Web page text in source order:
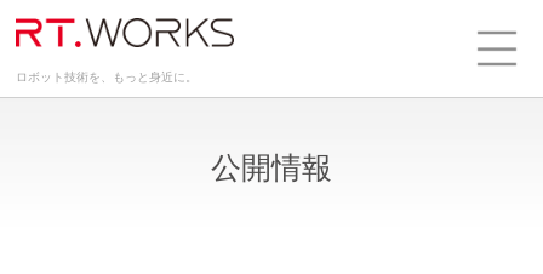
ロボット技術を、もっと身近に。
公開情報